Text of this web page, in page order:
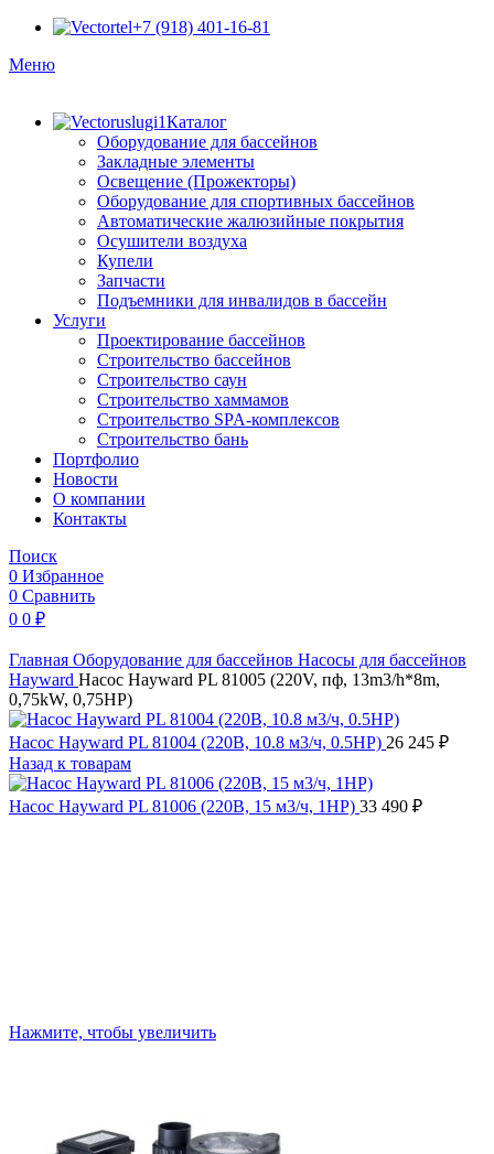
+7 (918) 401-16-81
Меню
Каталог
Оборудование для бассейнов
Закладные элементы
Освещение (Прожекторы)
Оборудование для спортивных бассейнов
Автоматические жалюзийные покрытия
Осушители воздуха
Купели
Запчасти
Подъемники для инвалидов в бассейн
Услуги
Проектирование бассейнов
Строительство бассейнов
Строительство саун
Строительство хаммамов
Строительство SPA-комплексов
Строительство бань
Портфолио
Новости
O компании
Контакты
Поиск
0 Избранное
0 Сравнить
0 0 ₽
Главная Оборудование для бассейнов Насосы для бассейнов
Hayward Насос Hayward PL 81005 (220V, пф, 13m3/h*8m,
0,75kW, 0,75HP)
Насос Hayward PL 81004 (220В, 10.8 м3/ч, 0.5HP) 26 245 ₽
Назад к товарам
Насос Hayward PL 81006 (220В, 15 м3/ч, 1HP) 33 490 ₽
Нажмите, чтобы увеличить